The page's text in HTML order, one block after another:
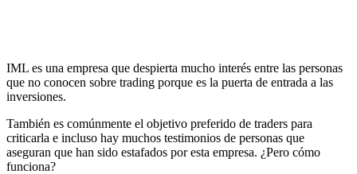
IML es una empresa que despierta mucho interés entre las personas
que no conocen sobre trading porque es la puerta de entrada a las
inversiones.
También es comúnmente el objetivo preferido de traders para
criticarla e incluso hay muchos testimonios de personas que
aseguran que han sido estafados por esta empresa. ¿Pero cómo
funciona?